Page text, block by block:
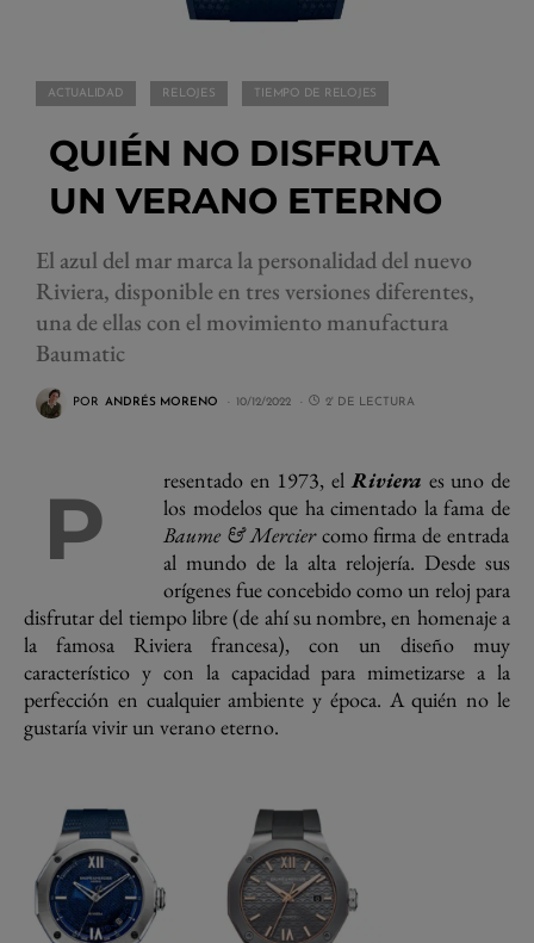
ACTUALIDAD RELOJES TIEMPO DE RELOJES
QUIÉN NO DISFRUTA
UN VERANO ETERNO
El azul del mar marca la personalidad del nuevo
Riviera, disponible en tres versiones diferentes,
una de ellas con el movimiento manufactura
Baumatic
POR ANDRÉS MORENO 10/12/2022 2' DE LECTURA
P resentado en 1973, elRiviera es uno de
los modelos que ha cimentado la fama de
Baume & Merciercomo firma de entrada
al mundo de la alta relojería. Desde sus
orígenes fue concebido como un reloj para
disfrutar del tiempo libre (de ahí su nombre, en homenaje a
la famosa Riviera francesa), con un diseño muy
característico y con la capacidad para mimetizarse a la
perfección en cualquier ambiente y época. A quién no le
gustaría vivir un verano eterno.